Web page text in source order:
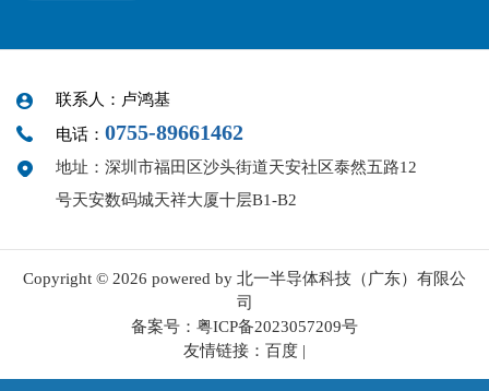
联系人：卢鸿基
电话： 0755-89661462
地址：深圳市福田区沙头街道天安社区泰然五路12
号天安数码城天祥大厦十层B1-B2
Copyright © 2026 powered by 北一半导体科技（广东）有限公
司
备案号： 粤ICP备2023057209号
友情链接： 百度 |